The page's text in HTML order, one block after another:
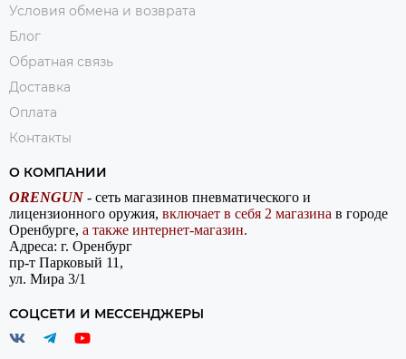
Условия обмена и возврата
Блог
Обратная связь
Доставка
Оплата
Контакты
О КОМПАНИИ
ORENGUN - сеть магазинов пневматического и
лицензионного оружия, включает в себя 2 магазина в городе
Оренбурге, а также интернет-магазин.
Адреса: г. Оренбург
пр-т Парковый 11,
ул. Мира 3/1
СОЦСЕТИ И МЕССЕНДЖЕРЫ